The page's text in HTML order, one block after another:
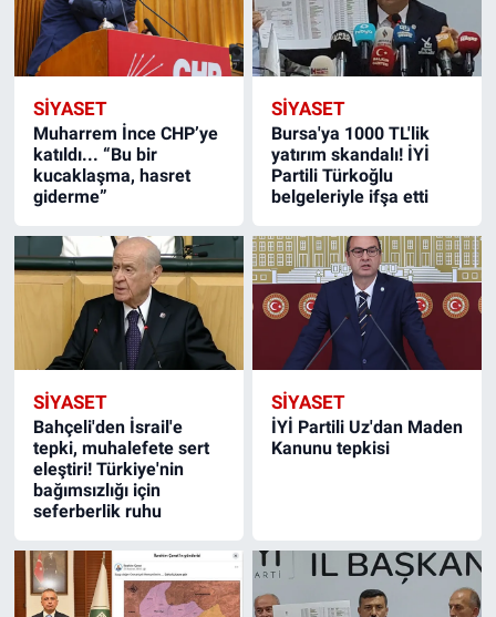
SIYASET
Muharrem İnce CHP’ye
katıldı... “Bu bir
kucaklaşma, hasret
giderme”
SIYASET
Bursa'ya 1000 TL'lik
yatırım skandalı! İYİ
Partili Türkoğlu
belgeleriyle ifşa etti
SIYASET
Bahçeli'den İsrail'e
tepki, muhalefete sert
eleştiri! Türkiye'nin
bağımsızlığı için
seferberlik ruhu
SIYASET
İYİ Partili Uz'dan Maden
Kanunu tepkisi